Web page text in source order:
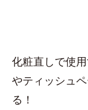
化粧直しで使
やティッシュ
る！